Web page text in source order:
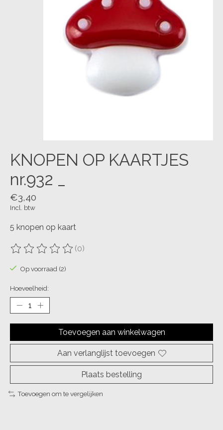
KNOPEN OP KAARTJES
nr.932 _
€3,40
Incl. btw
5 knopen op kaart
De beoordeling van dit product is
(0)
Op voorraad (2)
Hoeveelheid:
Toevoegen aan winkelwagen
Aan verlanglijst toevoegen
Plaats bestelling
Toevoegen om te vergelijken